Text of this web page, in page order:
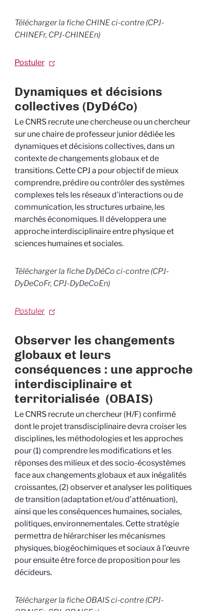
Télécharger la fiche CHINEci-contre (CPJ-
CHINEFr, CPJ-CHINEEn)
Postuler
Dynamiques et décisions
collectives (DyDéCo)
Le CNRS recrute une chercheuse ou un chercheur
sur une chaire de professeur junior dédiée les
dynamiques et décisions collectives, dans un
contexte de changements globaux et de
transitions. Cette CPJ a pour objectif de mieux
comprendre, prédire ou contrôler des systèmes
complexes tels les réseaux d'interactions ou de
communication, les structures urbaine, les
marchés économiques. Il développera une
approche interdisciplinaire entre physique et
sciences humaines et sociales.
Télécharger la fiche DyDéCo ci-contre (CPJ-
DyDeCoFr, CPJ-DyDeCoEn)
Postuler
Observer les changements
globaux et leurs
conséquences : une approche
interdisciplinaire et
territorialisée (OBAIS)
Le CNRS recrute un chercheur (H/F) confirmé
dont le projet transdisciplinaire devra croiser les
disciplines, les méthodologies et les approches
pour (1) comprendre les modifications et les
réponses des milieux et des socio-écosystèmes
face aux changements globaux et aux inégalités
croissantes, (2) observer et analyser les politiques
de transition (adaptation et/ou d’atténuation),
ainsi que les conséquences humaines, sociales,
politiques, environnementales. Cette stratégie
permettra de hiérarchiser les mécanismes
physiques, biogéochimiques et sociaux à l’œuvre
pour ensuite être force de proposition pour les
décideurs.
Télécharger la fiche OBAIS ci-contre (CPJ-